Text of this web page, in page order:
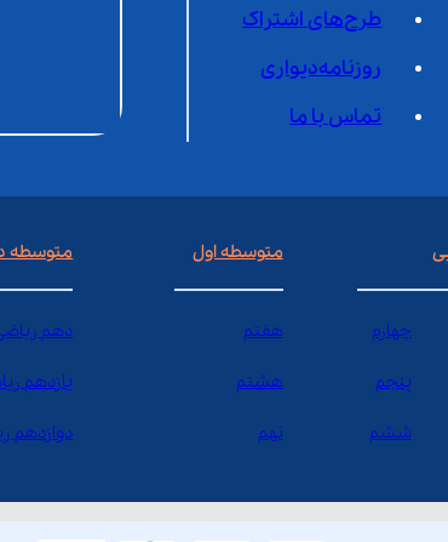
طرح‌های اشتراک
روزنامه‌دیواری
تماس با ما
چهارم
پنجم
ششم
متوسطه اول
هفتم
هشتم
نهم
متوسطه
دهم
یازدهم
دوازدهم